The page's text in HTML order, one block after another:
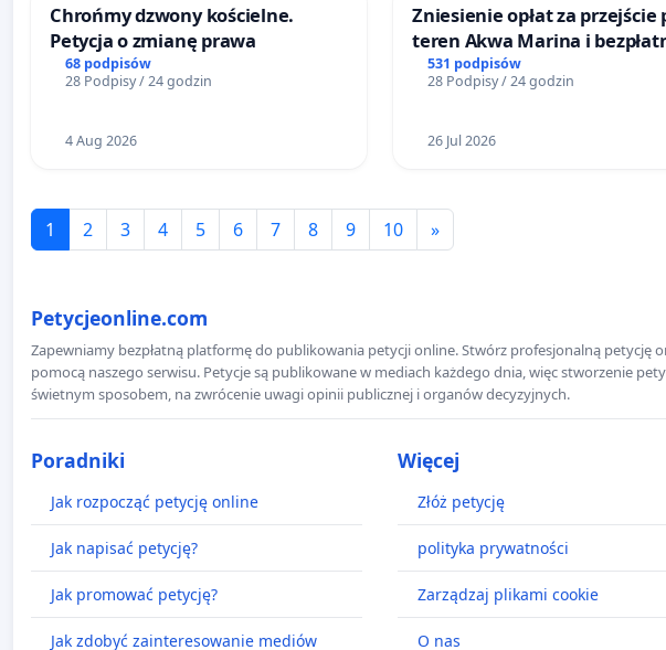
Chrońmy dzwony kościelne.
Petycja o zmianę prawa
68 podpisów
28 Podpisy / 24 godzin
4 Aug 2026
Zniesienie opłat za przejście
teren Akwa Marina i
dostęp do Jeziora Nyskiego dla
mieszkańców Gminy Nysa
531 podpisów
28 Podpisy / 24 godzin
26 Jul 2026
1 2 3 4 5 6 7 8 9 10 »
Petycjeonline.com
Zapewniamy bezpłatną platformę do publikowania petycji online. Stwórz profesjonalną petycję
pomocą naszego serwisu. Petycje są publikowane w mediach każdego dnia, więc stworzenie
świetnym sposobem, na zwrócenie uwagi opinii publicznej i organów decyzyjnych.
Poradniki
Jak rozpocząć petycję online
Jak napisać petycję?
Jak promować petycję?
Jak zdobyć zainteresowanie mediów
Więcej
Złóż petycję
polityka prywatności
Zarządzaj plikami cookie
O nas